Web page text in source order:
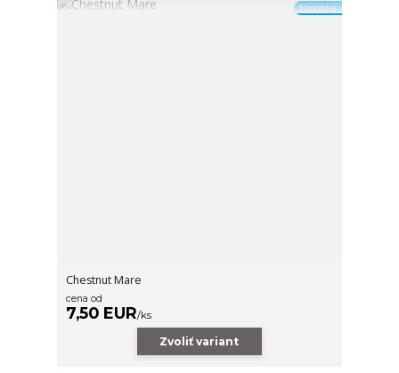
Novinka
Chestnut Mare
cena od
7,50 EUR/ks
Zvoliť variant